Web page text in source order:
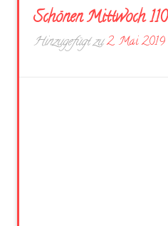
Schönen Mittwoch 110
Hinzugefügt zu2. Mai 2019